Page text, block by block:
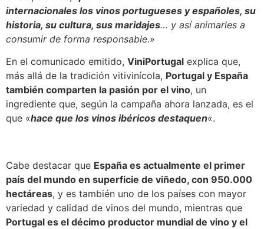
internacionales los vinos portugueses y españoles, su
historia, su cultura, sus maridajes… y así animarles a
consumir de forma responsable.»
En el comunicado emitido, ViniPortugal explica que,
más allá de la tradición vitivinícola, Portugal y España
también comparten la pasión por el vino, un
ingrediente que, según la campaña ahora lanzada, es el
que «hace que los vinos ibéricos destaquen«.
Cabe destacar que España es actualmente el primer
país del mundo en superficie de viñedo, con 950.000
hectáreas, y es también uno de los países con mayor
variedad y calidad de vinos del mundo, mientras que
Portugal es el décimo productor mundial de vino y el